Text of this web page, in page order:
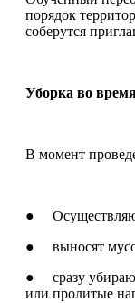
порядок
соберутся
Уборка во
В момент
●
● выносят
● сразу
или пролитые